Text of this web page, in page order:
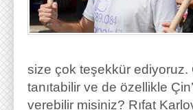
size çok teşekkür ediyoruz.
tanıtabilir ve de özellikle
verebilir misiniz? Rıfat